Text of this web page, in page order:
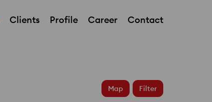
Clients Profile Career Contact
BSU Department
Map Filter